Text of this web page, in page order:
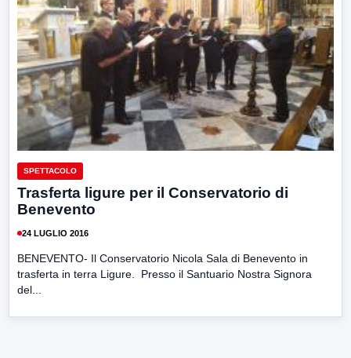
SPETTACOLO
Trasferta ligure per il Conservatorio di
Benevento
24 LUGLIO 2016
BENEVENTO- Il Conservatorio Nicola Sala di Benevento in
trasferta in terra Ligure. Presso il Santuario Nostra Signora
del...